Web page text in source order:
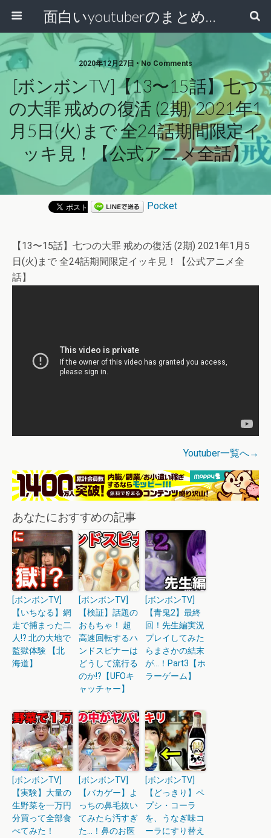
面白いyoutuberのまとめ動画
2020年12月27日 • No Comments
[ボンボンTV]【13〜15話】七つ
の大罪 戒めの復活 (2期) 2021年1
月5日(火)まで 全24話期間限定イ
ッキ見！【公式アニメ全話】
Pocket
【13〜15話】七つの大罪 戒めの復活 (2期) 2021年1月5
日(火)まで 全24話期間限定イッキ見！【公式アニメ全
話】
Youtuber一覧へ→
あなたにおすすめの記事
[ボンボンTV]
【いちなる】網
走で捕まった二
人!? 北の大地で
監獄体験 【北
海道】
[ボンボンTV]
【検証】話題の
おもちゃ！ 超
高速回転するハ
ンドスピナーは
どうして流行る
のか!?【UFOキ
ャッチャー】
[ボンボンTV]
【青鬼2】最終
回！先生編実況
プレイしてみた
らまさかの結末
が…！Part3【ホ
ラーゲーム】
[ボンボンTV]
【実験】大量の
生野菜を一万円
分買って全部食
べてみた！
[ボンボンTV]
【バカゲー】よ
っちの鼻毛抜い
てみたら汚すぎ
た…！鼻のお医
[ボンボンTV]
【どっきり】ペ
プシ・コーラ
を、うなぎ味コ
ーラにすり替え